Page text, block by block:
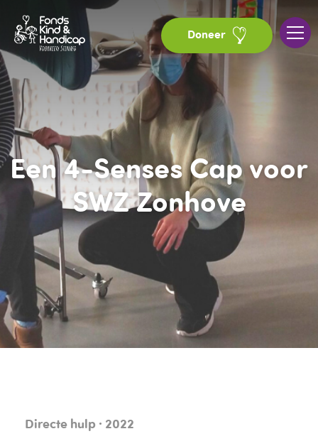
Doneer
Een 4-Senses Cap voor
SWZ Zonhove
Directe hulp · 2022